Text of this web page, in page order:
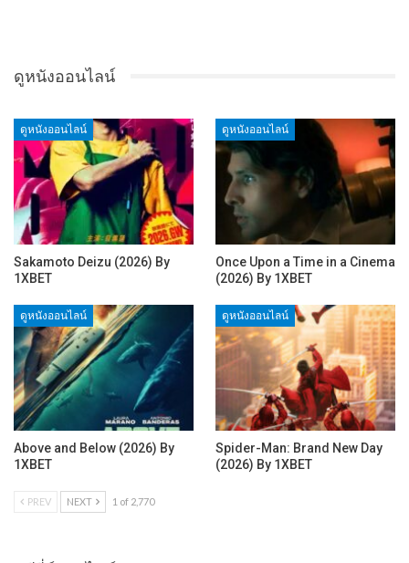
ดูหนังออนไลน์
ดูหนังออนไลน์
Sakamoto Deizu (2026) By
1XBET
ดูหนังออนไลน์
Once Upon a Time in a Cinema
(2026) By 1XBET
ดูหนังออนไลน์
Above and Below (2026) By
1XBET
ดูหนังออนไลน์
Spider-Man: Brand New Day
(2026) By 1XBET
PREV NEXT 1 of 2,770